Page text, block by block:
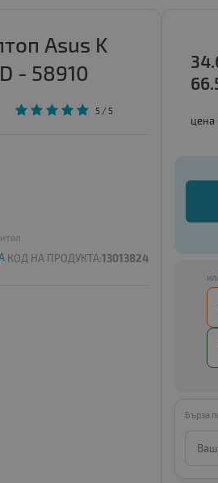
Asus K
- 58910
5 / 5
КОД НА ПРОДУКТА:13013824
цена
Бърза